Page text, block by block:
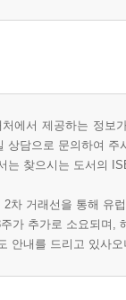
에서 제공하는 정
상담으로 문의하여 주
는 찾으시는 도서의
차 거래선을 통해 유
가 추가로 소요되며,
안내를 드리고 있사